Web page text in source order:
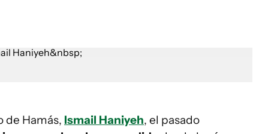
de Hamás, Ismail Haniyeh, el pasado